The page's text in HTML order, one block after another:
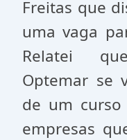
Freitas que
uma vaga
Relatei
Optemar se
de um
empresas